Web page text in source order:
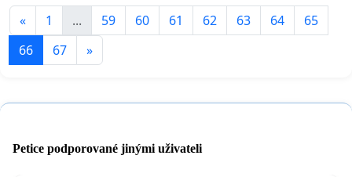
« 1 ... 59 60 61 62 63 64
65
66
67 »
Petice podporované jinými uživateli